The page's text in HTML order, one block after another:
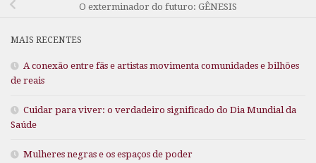
O exterminador do futuro: GÊNESIS
MAIS RECENTES
A conexão entre fãs e artistas movimenta comunidades e bilhões
de reais
Cuidar para viver: o verdadeiro significado do Dia Mundial da
Saúde
Mulheres negras e os espaços de poder